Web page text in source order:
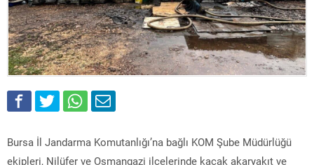
Bursa İl Jandarma Komutanlığı’na bağlı KOM Şube Müdürlüğü
ekipleri, Nilüfer ve Osmangazi ilçelerinde kaçak akaryakıt ve